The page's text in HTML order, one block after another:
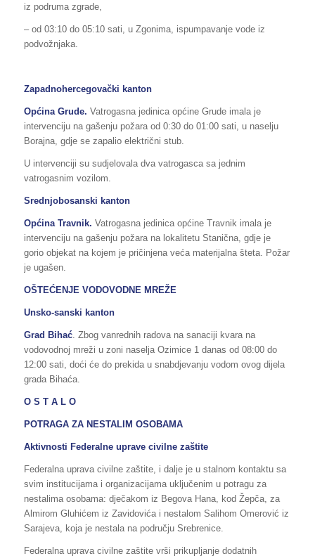
iz podruma zgrade,
– od 03:10 do 05:10 sati, u Zgonima, ispumpavanje vode iz
podvožnjaka.
Zapadnohercegovački kanton
Općina Grude. Vatrogasna jedinica općine Grude imala je
intervenciju na gašenju požara od 0:30 do 01:00 sati, u naselju
Borajna, gdje se zapalio električni stub.
U intervenciji su sudjelovala dva vatrogasca sa jednim
vatrogasnim vozilom.
Srednjobosanski kanton
Općina Travnik. Vatrogasna jedinica općine Travnik imala je
intervenciju na gašenju požara na lokalitetu Stanična, gdje je
gorio objekat na kojem je pričinjena veća materijalna šteta. Požar
je ugašen.
OŠTEĆENJE VODOVODNE MREŽE
Unsko-sanski kanton
Grad Bihać. Zbog vanrednih radova na sanaciji kvara na
vodovodnoj mreži u zoni naselja Ozimice 1 danas od 08:00 do
12:00 sati, doći će do prekida u snabdjevanju vodom ovog dijela
grada Bihaća.
O S T A L O
POTRAGA ZA NESTALIM OSOBAMA
Aktivnosti Federalne uprave civilne zaštite
Federalna uprava civilne zaštite, i dalje je u stalnom kontaktu sa
svim institucijama i organizacijama uključenim u potragu za
nestalima osobama: dječakom iz Begova Hana, kod Žepča, za
Almirom Gluhićem iz Zavidovića i nestalom Salihom Omerović iz
Sarajeva, koja je nestala na području Srebrenice.
Federalna uprava civilne zaštite vrši prikupljanje dodatnih